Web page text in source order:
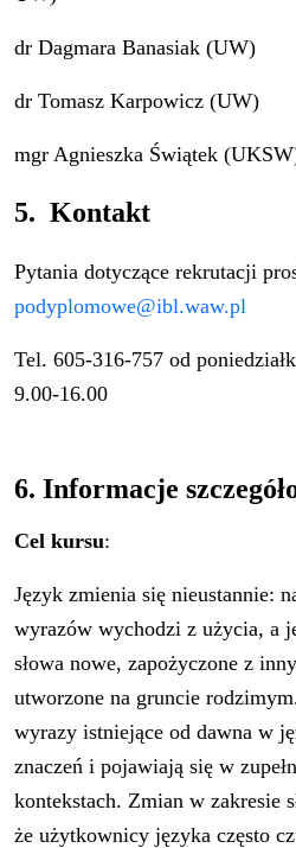
dr Dagmara Banasiak (UW)
dr Tomasz Karpowicz (UW)
mgr Agnieszka Świątek
5. Kontakt
Pytania dotyczące rekrutacji
podyplomowe@ibl.waw.pl
Tel. 605-316-757 od
9.00-16.00
6. Informacje
Cel kursu:
Język zmienia się nieustannie:
wyrazów wychodzi z użycia, a
słowa nowe, zapożyczone z
utworzone na gruncie
wyrazy istniejące od dawna w
znaczeń i pojawiają się w
kontekstach. Zmian w zakresie
że użytkownicy języka często